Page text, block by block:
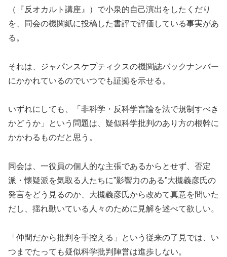
（『反オカルト講座』）で小泉的自己演出をしたくだり
を、同会の機関紙に投稿した書評で評価している事実があ
る。
それは、ジャパンスケプティクスの機関誌バックナンバー
にかかれているのでいつでも証拠を示せる。
いずれにしても、「非科学・反科学言論を法で規制すべき
かどうか」という問題は、疑似科学批判のあり方の根幹に
かかわるものだと思う。
同会は、一役員の個人的な主張であるからとせず、否定
派・懐疑派を気取る人たちに”影響力のある”大槻義彦氏の
発言をどう見るのか、大槻義彦氏から改めて真意を問いた
だし、揺れ動いている人々のために見解を述べて欲しい。
「仲間だから批判を手控える」という従来の了見では、い
つまでたっても疑似科学批判陣営は進歩しない。